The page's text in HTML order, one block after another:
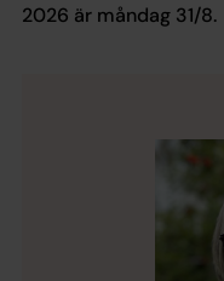
2026 är måndag 31/8.